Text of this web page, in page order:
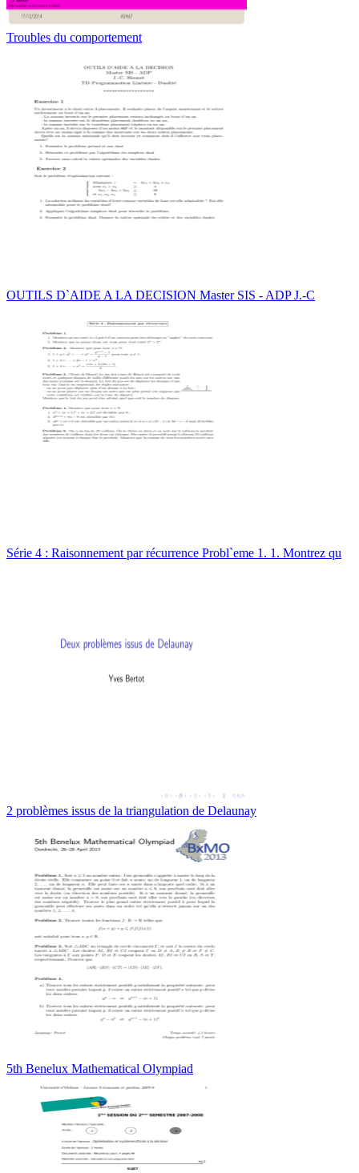
Troubles du comportement
OUTILS D`AIDE A LA DECISION Master SIS - ADP J.-C
Série 4 : Raisonnement par récurrence Probl`eme 1. 1. Montrez qu
2 problèmes issus de la triangulation de Delaunay
5th Benelux Mathematical Olympiad